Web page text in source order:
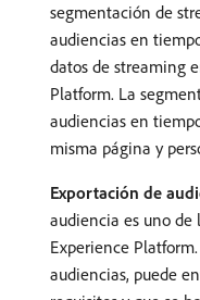
segmentación de
audiencias en
datos de streaming
Platform. La
audiencias en
misma página y
Exportación de
audiencia es uno de
Experience
audiencias, puede